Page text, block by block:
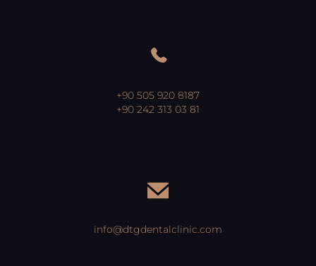
+90 505 920 8187
+90 242 313 03 81
info@dtgdentalclinic.com